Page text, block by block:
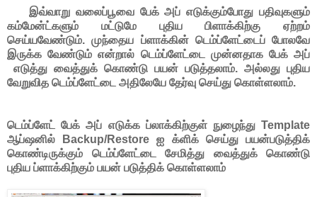
இவ்வாறு வலைப்பூவை பேக் அப் எடுக்கும்போது பதிவுகளும்
கம்மேன்ட்களும் மட்டுமே புதிய பிளாக்கிற்கு ஏற்றம்
செய்யவேண்டும். முந்தைய ப்ளாக்கின் டெம்ப்ளேட்டைப் போலவே
இருக்க வேண்டும் என்றால் டெம்ப்ளேட்டை முன்னதாக பேக் அப்
எடுத்து வைத்துக் கொண்டு பயன் படுத்தலாம். அல்லது புதிய
வேறுவித டெம்ப்ளேட்டை அதிலேயே தேர்வு செய்து கொள்ளலாம்.
டெம்ப்ளேட் பேக் அப் எடுக்க ப்லாக்கிற்குள் நுழைந்து Template
ஆப்ஷனில் Backup/Restore ஐ க்ளிக் செய்து பயன்படுத்திக்
கொண்டிருக்கும் டெம்ப்ளேட்டை சேமித்து வைத்துக் கொண்டு
புதிய ப்ளாக்கிற்கும் பயன் படுத்திக் கொள்ளலாம்